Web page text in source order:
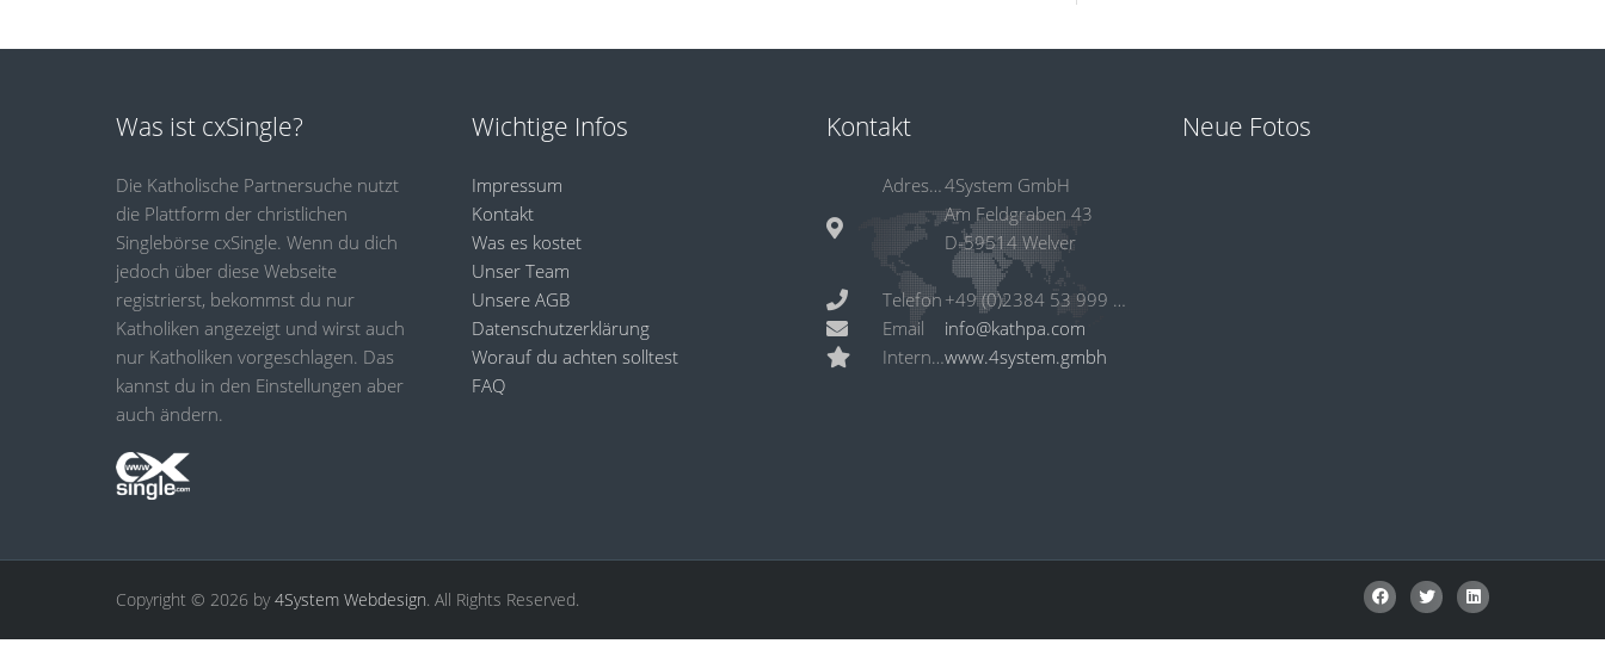
Was ist cxSingle?
Die Katholische Partnersuche nutzt
die Plattform der christlichen
Singlebörse cxSingle. Wenn du dich
jedoch über diese Webseite
registrierst, bekommst du nur
Katholiken angezeigt und wirst auch
nur Katholiken vorgeschlagen. Das
kannst du in den Einstellungen aber
auch ändern.
Wichtige Infos
Impressum
Kontakt
Was es kostet
Unser Team
Unsere AGB
Datenschutzerklärung
Worauf du achten solltest
FAQ
Kontakt
Adresse
Telefon
Email
Internet
4System GmbH
Am Feldgraben 43
D-59514 Welver
+49 (0)2384 53 999 24
info@kathpa.com
www.4system.gmbh
Neue Fotos
Copyright © 2026 by4System Webdesign. All Rights Reserved.